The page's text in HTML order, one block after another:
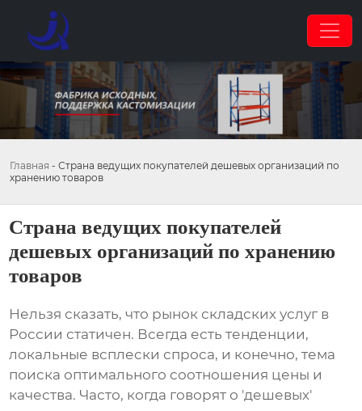
Главная - Страна ведущих покупателей дешевых организаций по
хранению товаров
Страна ведущих покупателей
дешевых организаций по хранению
товаров
Нельзя сказать, что рынок складских услуг в
России статичен. Всегда есть тенденции,
локальные всплески спроса, и конечно, тема
поиска оптимального соотношения цены и
качества. Часто, когда говорят о 'дешевых'